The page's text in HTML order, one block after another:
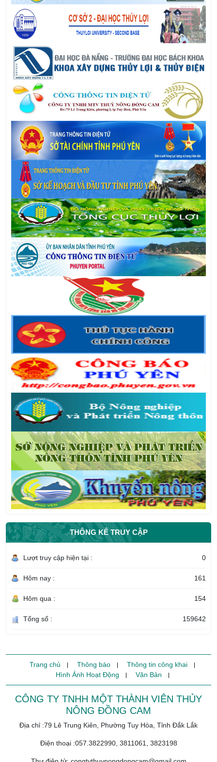
THÔNG KÊ TRUY CẬP
Lượt truy cập hiện tại : 0
Hôm nay : 161
Hôm qua : 154
Tổng số : 159642
Trang chủ Thông báo
Thông tin công khai
Hình Ảnh Hoạt Động
Văn Bản
CÔNG TY TNHH MỘT THÀNH VIÊN THỦY
NÔNG ĐỒNG CAM
Địa chỉ :79 Lê Trung Kiên, Phường Tuy Hòa, Tỉnh Đắk Lắk
Điện thoại :057.3822990, 3811061, 3823198